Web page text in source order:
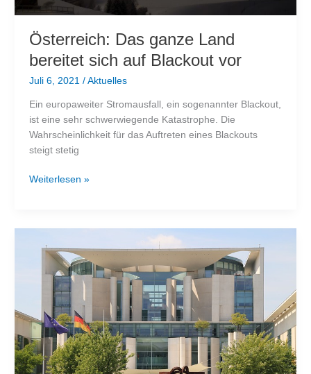
Österreich: Das ganze Land
bereitet sich auf Blackout vor
Juli 6, 2021 / Aktuelles
Ein europaweiter Stromausfall, ein sogenannter Blackout,
ist eine sehr schwerwiegende Katastrophe. Die
Wahrscheinlichkeit für das Auftreten eines Blackouts
steigt stetig
Österreich:
Blackout
Weiterlesen »